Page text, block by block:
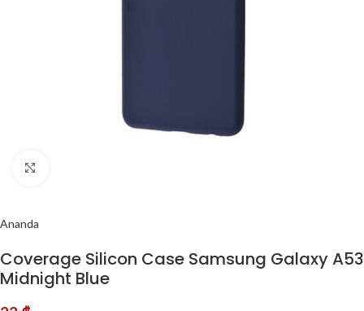
Ananda
Coverage Silicon Case Samsung Galaxy A53
Midnight Blue